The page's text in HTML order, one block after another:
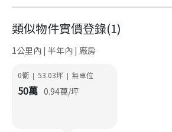
類似物件實價登錄(1)
1公里內 | 半年內 | 廠房
0衛 | 53.03坪 | 無車位
50萬 0.94萬/坪